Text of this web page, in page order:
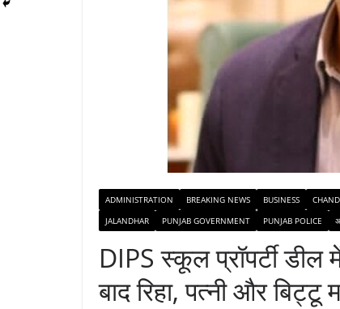
ADMINISTRATION BREAKING NEWS BUSINESS
JALANDHAR
PUNJAB GOVERNMENT PUNJAB POLICE
DIPS स्कूल प्रॉपर्टी
बाद रिहा, पत्नी और